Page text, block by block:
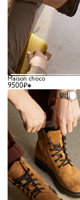
Maison choco
9500₽